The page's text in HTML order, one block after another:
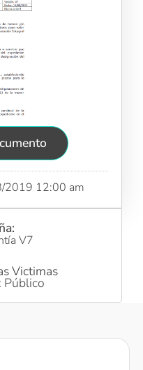
2019 12:00 am
V7
Victimas
Público